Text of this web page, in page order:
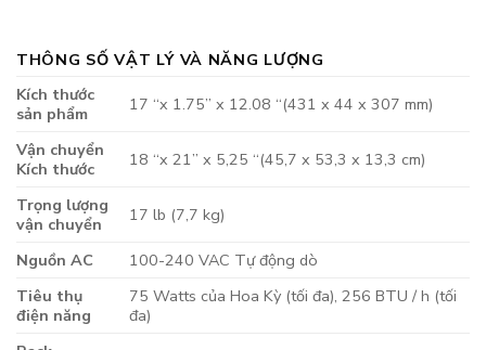
THÔNG SỐ VẬT LÝ VÀ NĂNG LƯỢNG
Kích thước
sản phẩm
17 “x 1.75” x 12.08 “(431 x 44 x 307 mm)
Vận chuyển
Kích thước
18 “x 21” x 5,25 “(45,7 x 53,3 x 13,3 cm)
Trọng lượng
vận chuyển
17 lb (7,7 kg)
Nguồn AC
100-240 VAC Tự động dò
Tiêu thụ
điện năng
75 Watts của Hoa Kỳ (tối đa), 256 BTU / h (tối
đa)